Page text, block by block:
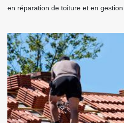
en réparation de toiture et en gestion